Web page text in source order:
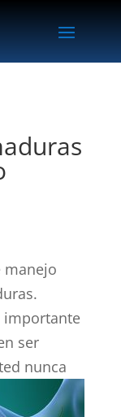
manejo
ser
nunca